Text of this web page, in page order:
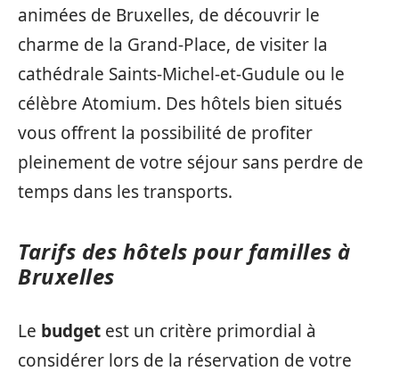
animées de Bruxelles, de découvrir le
charme de la Grand-Place, de visiter la
cathédrale Saints-Michel-et-Gudule ou le
célèbre Atomium. Des hôtels bien situés
vous offrent la possibilité de profiter
pleinement de votre séjour sans perdre de
temps dans les transports.
Tarifs des hôtels pour familles à
Bruxelles
Le budget est un critère primordial à
considérer lors de la réservation de votre